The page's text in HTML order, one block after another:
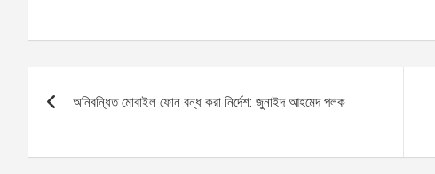
ce
o
k
ail at
A
p
se
g
ar
navigation
অনিবন্ধিত মোবাইল ফোন বন্ধ করা নির্দেশ: জুনাইদ আহমেদ পলক